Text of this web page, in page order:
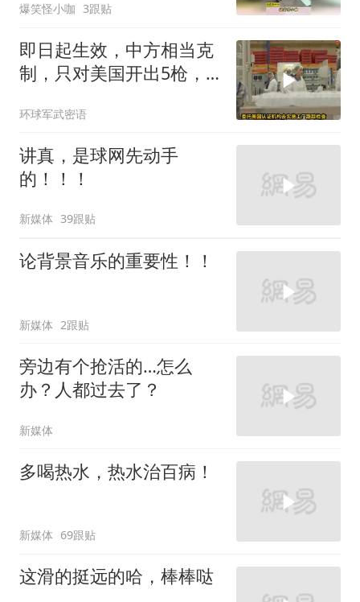
爆笑怪小咖 3跟贴
即日起生效，中方相当克
制，只对美国开出5枪，
环球军武密语
讲真，是球网先动手
的！！！
新媒体 39跟贴
论背景音乐的重要性！！
新媒体 2跟贴
旁边有个抢活的…怎么
办？人都过去了？
新媒体
多喝热水，热水治百病！
新媒体 69跟贴
这滑的挺远的哈，棒棒哒